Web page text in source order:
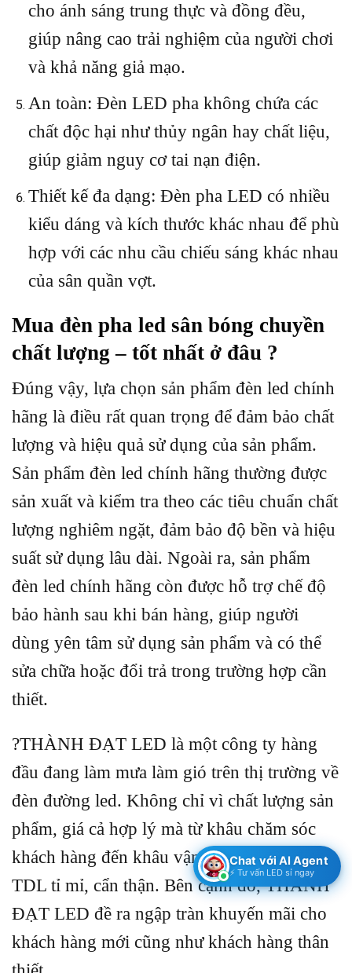
cho ánh sáng trung thực và đồng đều,
giúp nâng cao trải nghiệm của người chơi
và khả năng giả mạo.
An toàn: Đèn LED pha không chứa các
chất độc hại như thủy ngân hay chất liệu,
giúp giảm nguy cơ tai nạn điện.
Thiết kế đa dạng: Đèn pha LED có nhiều
kiểu dáng và kích thước khác nhau để phù
hợp với các nhu cầu chiếu sáng khác nhau
của sân quần vợt.
Mua đèn pha led sân bóng chuyền
chất lượng – tốt nhất ở đâu ?
Đúng vậy, lựa chọn sản phẩm đèn led chính
hãng là điều rất quan trọng để đảm bảo chất
lượng và hiệu quả sử dụng của sản phẩm.
Sản phẩm đèn led chính hãng thường được
sản xuất và kiểm tra theo các tiêu chuẩn chất
lượng nghiêm ngặt, đảm bảo độ bền và hiệu
suất sử dụng lâu dài. Ngoài ra, sản phẩm
đèn led chính hãng còn được hỗ trợ chế độ
bảo hành sau khi bán hàng, giúp người
dùng yên tâm sử dụng sản phẩm và có thể
sửa chữa hoặc đổi trả trong trường hợp cần
thiết.
?THÀNH ĐẠT LED là một công ty hàng
đầu đang làm mưa làm gió trên thị trường về
đèn đường led. Không chỉ vì chất lượng sản
phẩm, giá cả hợp lý mà từ khâu chăm sóc
khách hàng đến khâu vận chuyển đều được
TDL tỉ mỉ, cẩn thận. Bên cạnh đó, THÀNH
ĐẠT LED đề ra ngập tràn khuyến mãi cho
khách hàng mới cũng như khách hàng thân
Chat với AI Agent
⚡ Tư vấn LED sỉ ngay